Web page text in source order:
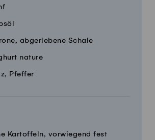
abgeriebene Schale
nature
Pfeffer
Kartoffeln, vorwiegend fest